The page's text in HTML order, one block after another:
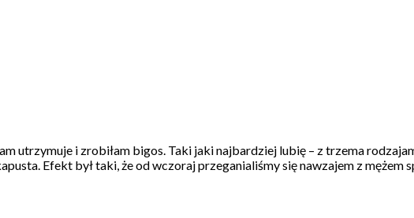
utrzymuje i zrobiłam bigos. Taki jaki najbardziej lubię – z trzema
Efekt był taki, że od wczoraj przeganialiśmy się nawzajem z mężem